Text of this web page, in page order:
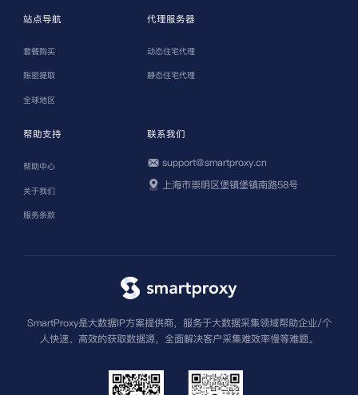
站点导航
套餐购买
账密提取
全球地区
代理服务器
动态住宅代理
静态住宅代理
帮助支持
帮助中心
关于我们
服务条款
联系我们
support@smartproxy.cn
上海市崇明区堡镇堡镇南路58号
SmartProxy是大数据IP方案提供商，服务于大数据采集领域帮助企业/个
人快速、高效的获取数据源，全面解决客户采集难效率慢等难题。